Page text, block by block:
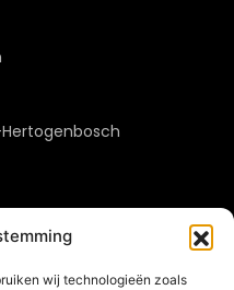
wij technologieën zoals